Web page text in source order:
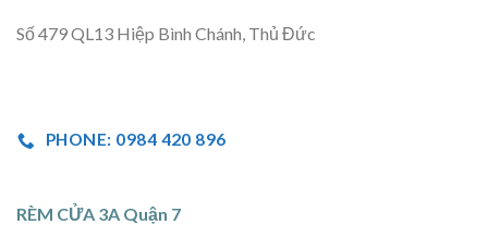
Số 479 QL13 Hiệp Bình Chánh, Thủ Đức
PHONE: 0984 420 896
RÈM CỬA 3A Quận 7